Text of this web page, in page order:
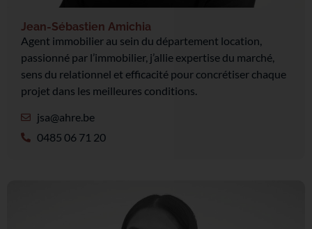
Jean-Sébastien Amichia
Agent immobilier au sein du département location,
passionné par l’immobilier, j’allie expertise du marché,
sens du relationnel et efficacité pour concrétiser chaque
projet dans les meilleures conditions.
jsa@ahre.be
0485 06 71 20